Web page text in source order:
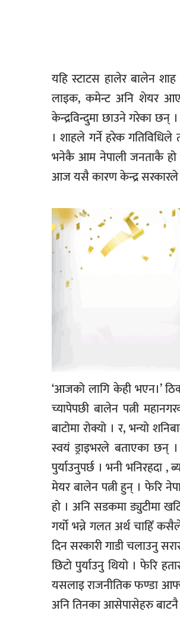
यहि स्टाटस हालेर बालेन
लाइक, कमेन्ट अनि शेयर
केन्द्रविन्दुमा छाउने गरेका
। शाहले गर्ने हरेक
भनेकै आम नेपाली जनताकै हो
आज यसै कारण केन्द्र
‘आजको लागि केही भएन।’
च्यापेपछी बालेन पत्नी
बाटोमा रोक्यो । र, भन्यो
स्वयं ड्राइभरले बताएका छन् ।
पुर्याउनुपर्छ । भनी भनिरहदा
मेयर बालेन पत्नी हुन् । फेरि
हो । अनि सडकमा ड्युटीमा
गर्यो भन्ने गलत अर्थ चाहिँ
दिन सरकारी गाडी चलाउनु
छिटो पुर्याउनु थियो । फेरि
यसलाइ राजनीतिक फण्डा आफ्नो
अनि तिनका आसेपासेहरु